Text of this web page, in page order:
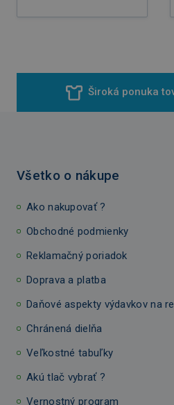
Široká ponuka
Všetko o nákupe
Ako nakupovať ?
Obchodné podmienky
Reklamačný poriadok
Doprava a platba
Daňové aspekty výdavkov na
Chránená dielňa
Veľkostné tabuľky
Akú tlač vybrať ?
Vernostný program